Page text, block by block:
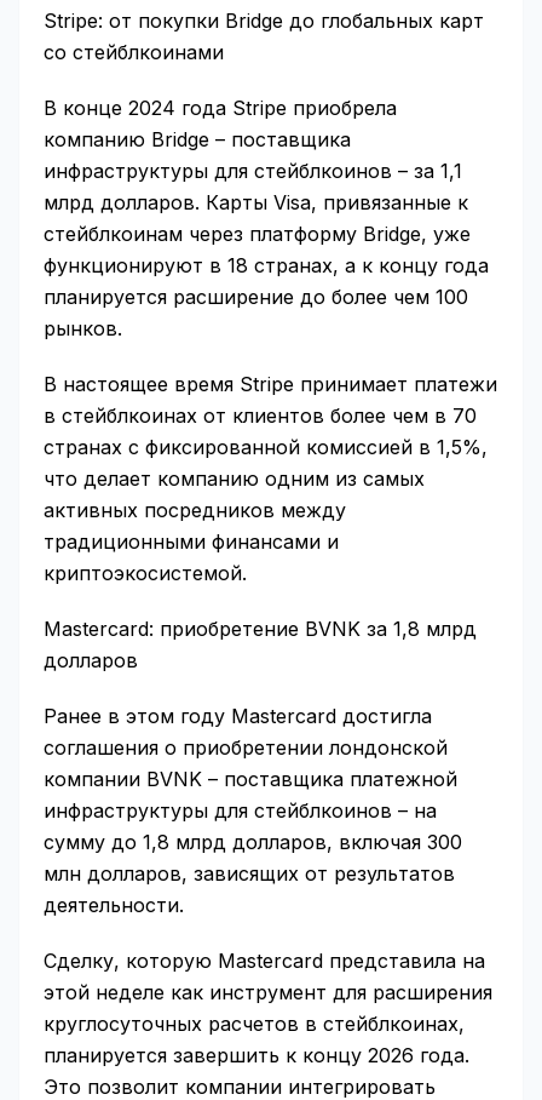
Stripe: от покупки Bridge до глобальных карт
со стейблкоинами
В конце 2024 года Stripe приобрела
компанию Bridge – поставщика
инфраструктуры для стейблкоинов – за 1,1
млрд долларов. Карты Visa, привязанные к
стейблкоинам через платформу Bridge, уже
функционируют в 18 странах, а к концу года
планируется расширение до более чем 100
рынков.
В настоящее время Stripe принимает платежи
в стейблкоинах от клиентов более чем в 70
странах с фиксированной комиссией в 1,5%,
что делает компанию одним из самых
активных посредников между
традиционными финансами и
криптоэкосистемой.
Mastercard: приобретение BVNK за 1,8 млрд
долларов
Ранее в этом году Mastercard достигла
соглашения о приобретении лондонской
компании BVNK – поставщика платежной
инфраструктуры для стейблкоинов – на
сумму до 1,8 млрд долларов, включая 300
млн долларов, зависящих от результатов
деятельности.
Сделку, которую Mastercard представила на
этой неделе как инструмент для расширения
круглосуточных расчетов в стейблкоинах,
планируется завершить к концу 2026 года.
Это позволит компании интегрировать